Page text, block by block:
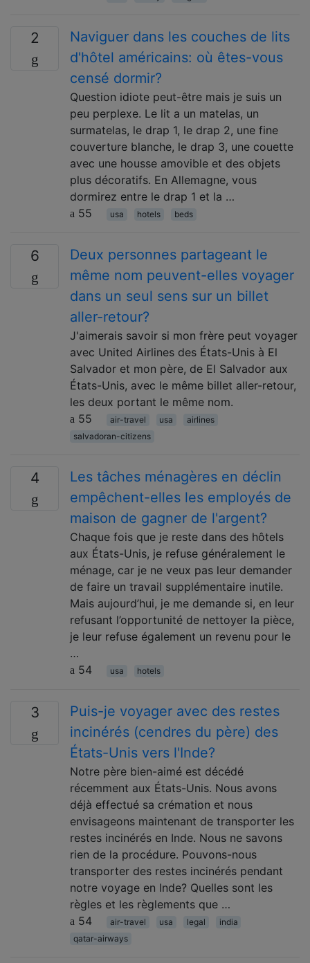
2
Naviguer dans les couches de lits
d'hôtel américains: où êtes-vous
censé dormir?
Question idiote peut-être mais je suis un
peu perplexe. Le lit a un matelas, un
surmatelas, le drap 1, le drap 2, une fine
couverture blanche, le drap 3, une couette
avec une housse amovible et des objets
plus décoratifs. En Allemagne, vous
dormirez entre le drap 1 et la …
55
usa hotels beds
6
Deux personnes partageant le
même nom peuvent-elles voyager
dans un seul sens sur un billet
aller-retour?
J'aimerais savoir si mon frère peut voyager
avec United Airlines des États-Unis à El
Salvador et mon père, de El Salvador aux
États-Unis, avec le même billet aller-retour,
les deux portant le même nom.
55
air-travel usa
airlines
salvadoran-citizens
4
Les tâches ménagères en déclin
empêchent-elles les employés de
maison de gagner de l'argent?
Chaque fois que je reste dans des hôtels
aux États-Unis, je refuse généralement le
ménage, car je ne veux pas leur demander
de faire un travail supplémentaire inutile.
Mais aujourd’hui, je me demande si, en leur
refusant l’opportunité de nettoyer la pièce,
je leur refuse également un revenu pour le
…
54
usa hotels
3
Puis-je voyager avec des restes
incinérés (cendres du père) des
États-Unis vers l'Inde?
Notre père bien-aimé est décédé
récemment aux États-Unis. Nous avons
déjà effectué sa crémation et nous
envisageons maintenant de transporter les
restes incinérés en Inde. Nous ne savons
rien de la procédure. Pouvons-nous
transporter des restes incinérés pendant
notre voyage en Inde? Quelles sont les
règles et les règlements que …
54
air-travel usa legal
india
qatar-airways